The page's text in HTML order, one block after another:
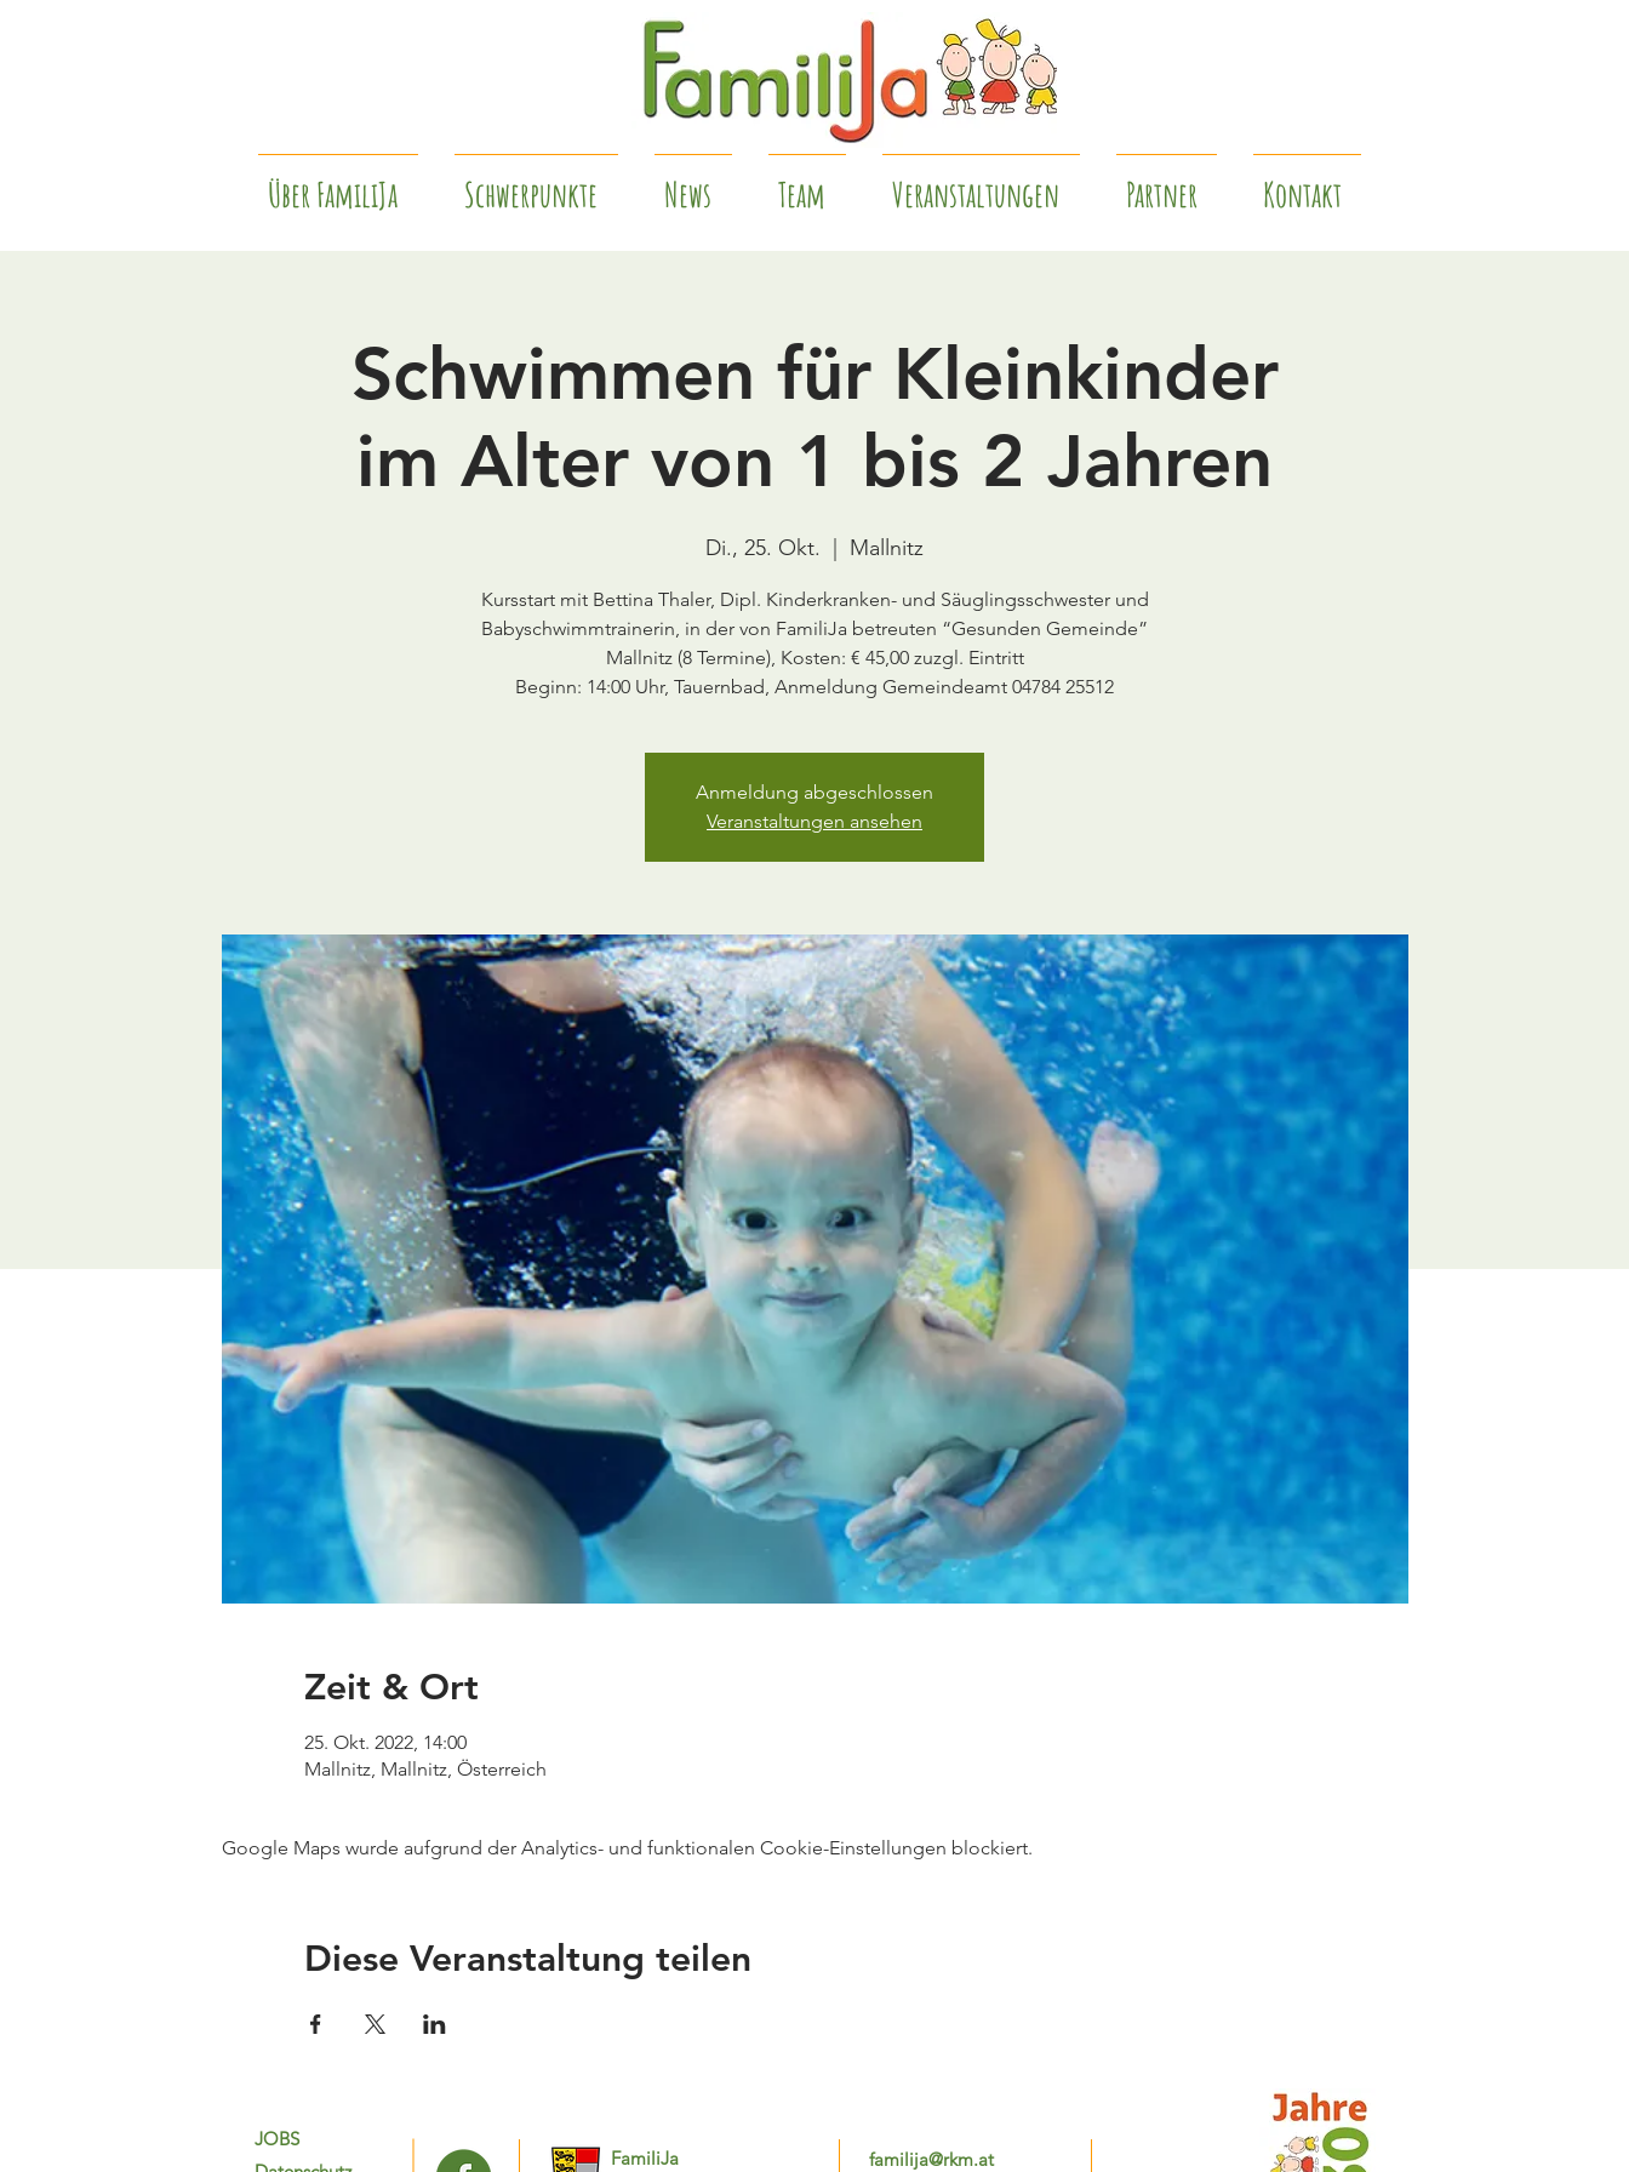
Über FamiliJa Schwerpunkte News Team Veranstaltungen Partner Kontakt
Schwimmen für Kleinkinder
im Alter von 1 bis 2 Jahren
Di., 25. Okt. Mallnitz
Kursstart mit Bettina Thaler, Dipl. Kinderkranken- und Säuglingsschwester und
Babyschwimmtrainerin, in der von FamiliJa betreuten “Gesunden Gemeinde”
Mallnitz (8 Termine), Kosten: € 45,00 zuzgl. Eintritt
Beginn: 14:00 Uhr, Tauernbad, Anmeldung Gemeindeamt 04784 25512
Anmeldung abgeschlossen
Veranstaltungen ansehen
Zeit & Ort
25. Okt. 2022, 14:00
Mallnitz, Mallnitz, Österreich
Google Maps wurde aufgrund der Analytics- und funktionalen Cookie-Einstellungen blockiert.
Diese Veranstaltung teilen
JOBS
FamiliJa
familija@rkm.at